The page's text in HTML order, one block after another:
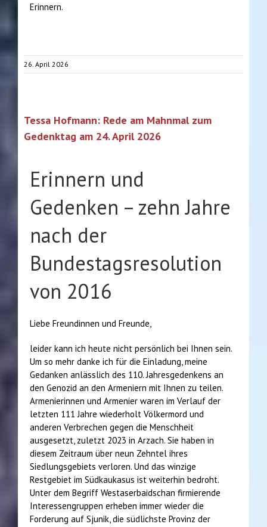
Erinnern.
26. April 2026
Tessa Hofmann: Rede am Mahnmal zum
Gedenktag am 24. April 2026
Erinnern und
Gedenken – zehn Jahre
nach der
Bundestagsresolution
von 2016
Liebe Freundinnen und Freunde,
leider kann ich heute nicht persönlich bei Ihnen sein.
Um so mehr danke ich für die Einladung, meine
Gedanken anlässlich des 110. Jahresgedenkens an
den Genozid an den Armeniern mit Ihnen zu teilen.
Armenierinnen und Armenier waren im Verlauf der
letzten 111 Jahre wiederholt Völkermord und
anderen Verbrechen gegen die Menschheit
ausgesetzt, zuletzt 2023 in Arzach. Sie haben in
diesem Zeitraum über neun Zehntel ihres
Siedlungsgebiets verloren. Und das winzige
Restgebiet im Südkaukasus ist weiterhin bedroht.
Unter dem Begriff Westaserbaidschan firmierende
Interessengruppen erheben immer wieder die
Forderung auf Sjunik, die südlichste Provinz der